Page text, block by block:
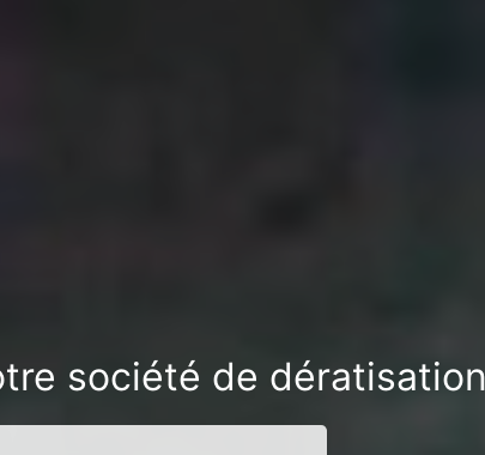
société de